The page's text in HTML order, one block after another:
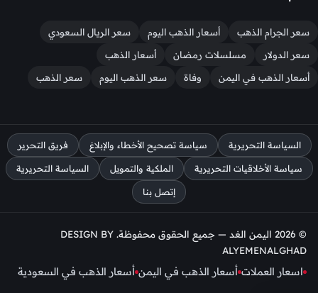
سعر الجرام الذهب أسعار الذهب اليوم
سعر الريال السعودي
سعر الدولار
مسلسلات رمضان
أسعار الذهب
أسعار الذهب في اليمن
وفاة سعر الذهب اليوم سعر الذهب
السياسة التحريرية سياسة تصحيح الأخطاء والإبلاغ فريق التحرير
سياسة الأخلاقيات التحريرية الملكية والتمويل السياسة التحريرية
إتصل بنا
© 2026 اليمن الغد — جميع الحقوق محفوظة. DESIGN BY
ALYEMENALGHAD
اسعار العملات أسعار الذهب في اليمن أسعار الذهب في السعودية